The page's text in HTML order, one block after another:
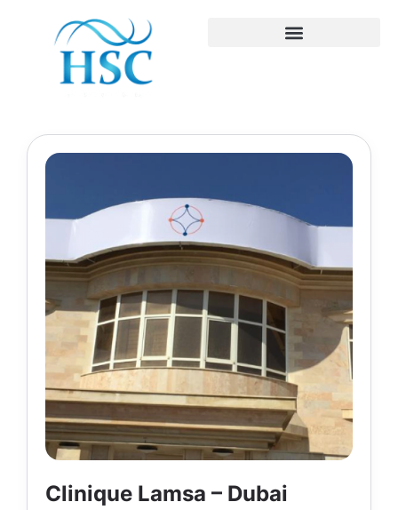
Clinique Lamsa – Dubai